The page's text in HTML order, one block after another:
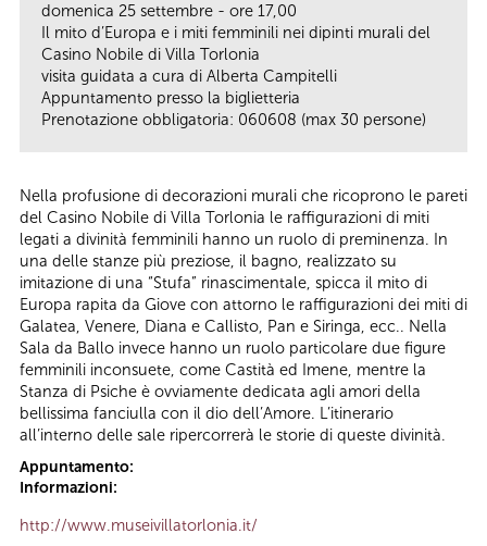
domenica 25 settembre - ore 17,00
Il mito d’Europa e i miti femminili nei dipinti murali del
Casino Nobile di Villa Torlonia
visita guidata a cura di Alberta Campitelli
Appuntamento presso la biglietteria
Prenotazione obbligatoria: 060608 (max 30 persone)
Nella profusione di decorazioni murali che ricoprono le pareti
del Casino Nobile di Villa Torlonia le raffigurazioni di miti
legati a divinità femminili hanno un ruolo di preminenza. In
una delle stanze più preziose, il bagno, realizzato su
imitazione di una “Stufa” rinascimentale, spicca il mito di
Europa rapita da Giove con attorno le raffigurazioni dei miti di
Galatea, Venere, Diana e Callisto, Pan e Siringa, ecc.. Nella
Sala da Ballo invece hanno un ruolo particolare due figure
femminili inconsuete, come Castità ed Imene, mentre la
Stanza di Psiche è ovviamente dedicata agli amori della
bellissima fanciulla con il dio dell’Amore. L’itinerario
all’interno delle sale ripercorrerà le storie di queste divinità.
Appuntamento:
Informazioni:
http://www.museivillatorlonia.it/